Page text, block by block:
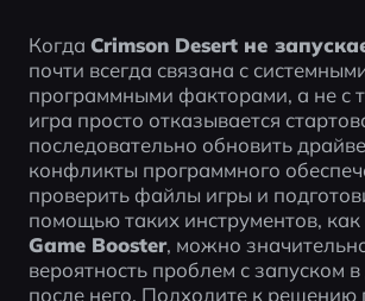
Когда Crimson Desert не
почти всегда связана с
программными факторами, а не с
игра просто отказывается
последовательно обновить
конфликты программного
проверить файлы игры и
помощью таких инструментов, как
Game Booster, можно
вероятность проблем с запуском
после него. Подходите к